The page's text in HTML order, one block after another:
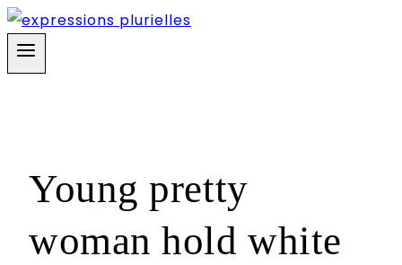
Skip
to
content
Young pretty
woman hold white